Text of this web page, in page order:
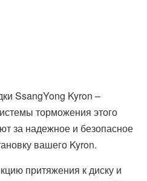
SsangYong Kyron –
торможения этого
за надежное и безопасное
вашего Kyron.
притяжения к диску и